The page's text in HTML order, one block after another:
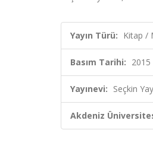
Yayın Türü: Kitap /
Basım Tarihi: 2015
Yayınevi: Seçkin
Akdeniz